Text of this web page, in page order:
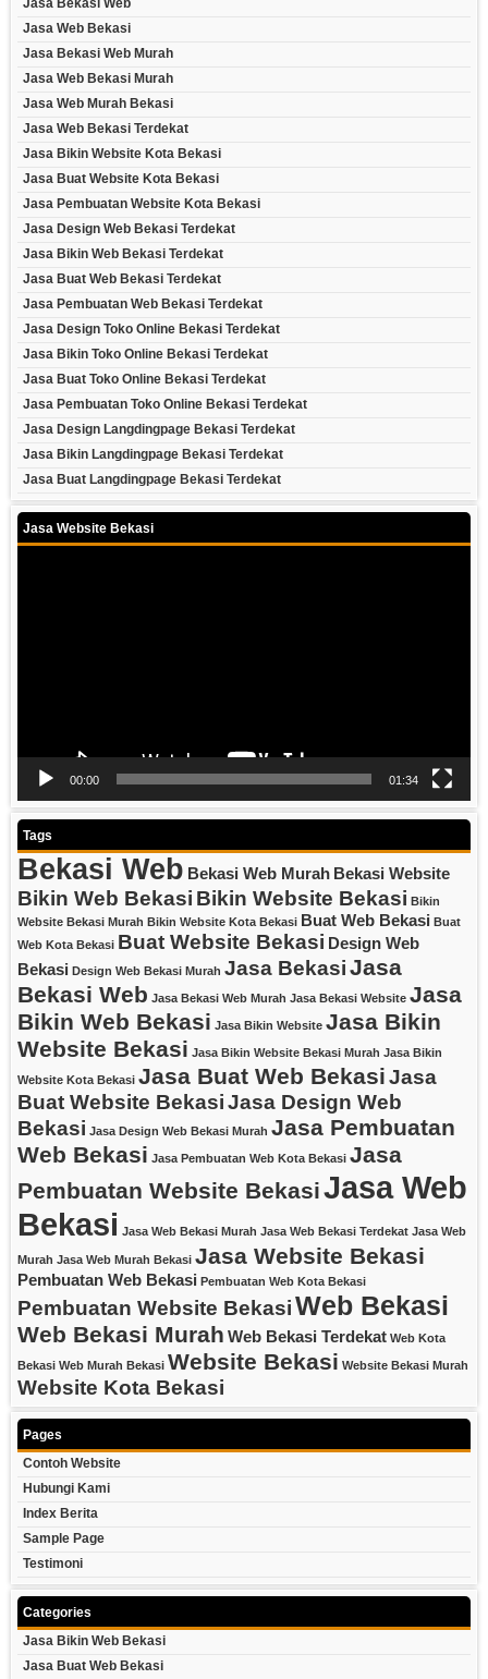
Jasa Bekasi Web
Jasa Web Bekasi
Jasa Bekasi Web Murah
Jasa Web Bekasi Murah
Jasa Web Murah Bekasi
Jasa Web Bekasi Terdekat
Jasa Bikin Website Kota Bekasi
Jasa Buat Website Kota Bekasi
Jasa Pembuatan Website Kota Bekasi
Jasa Design Web Bekasi Terdekat
Jasa Bikin Web Bekasi Terdekat
Jasa Buat Web Bekasi Terdekat
Jasa Pembuatan Web Bekasi Terdekat
Jasa Design Toko Online Bekasi Terdekat
Jasa Bikin Toko Online Bekasi Terdekat
Jasa Buat Toko Online Bekasi Terdekat
Jasa Pembuatan Toko Online Bekasi Terdekat
Jasa Design Langdingpage Bekasi Terdekat
Jasa Bikin Langdingpage Bekasi Terdekat
Jasa Buat Langdingpage Bekasi Terdekat
Jasa Website Bekasi
00:00 01:34
Tags
Bekasi Web Bekasi Web Murah Bekasi Website
Bikin Web Bekasi Bikin Website Bekasi Bikin
Website Bekasi Murah Bikin Website Kota Bekasi Buat Web Bekasi Buat
Web Kota Bekasi Buat Website Bekasi Design Web
Bekasi Design Web Bekasi Murah Jasa BekasiJasa
Bekasi Web Jasa Bekasi Web Murah Jasa Bekasi Website Jasa
Bikin Web Bekasi Jasa Bikin Website Jasa Bikin
Website Bekasi Jasa Bikin Website Bekasi Murah Jasa Bikin
Website Kota Bekasi Jasa Buat Web BekasiJasa
Buat Website BekasiJasa Design Web
Bekasi Jasa Design Web Bekasi Murah Jasa Pembuatan
Web Bekasi Jasa Pembuatan Web Kota Bekasi Jasa
Pembuatan Website BekasiJasa Web
Bekasi Jasa Web Bekasi Murah Jasa Web Bekasi Terdekat Jasa Web
Murah Jasa Web Murah Bekasi Jasa Website Bekasi
Pembuatan Web Bekasi Pembuatan Web Kota Bekasi
Pembuatan Website BekasiWeb Bekasi
Web Bekasi Murah Web Bekasi Terdekat Web Kota
Bekasi Web Murah Bekasi Website Bekasi Website Bekasi Murah
Website Kota Bekasi
Pages
Contoh Website
Hubungi Kami
Index Berita
Sample Page
Testimoni
Categories
Jasa Bikin Web Bekasi
Jasa Buat Web Bekasi